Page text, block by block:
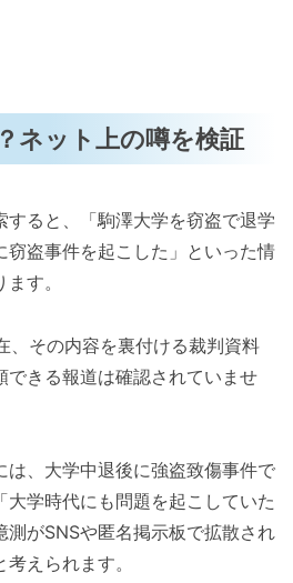
ネット上の噂を検証
すると、「駒澤大学を窃盗で退学
窃盗事件を起こした」といった情
す。
、その内容を裏付ける裁判資料
できる報道は確認されていませ
は、大学中退後に強盗致傷事件で
学時代にも問題を起こしていた
測がSNSや匿名掲示板で拡散され
えられます。